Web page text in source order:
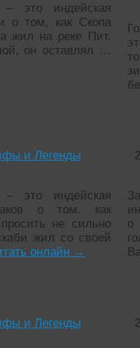
это индейская
о том, как Скопа
жил на реке Пит.
он оставлял …
и Легенды
– это индейская
о том. как
не сильно
жил со своей
онлайн →
о
и Легенды